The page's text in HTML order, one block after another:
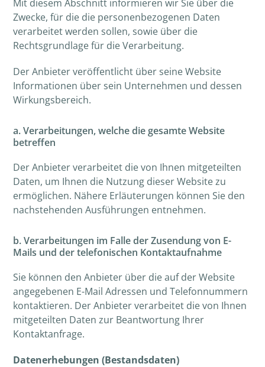
Mit diesem Abschnitt informieren wir Sie über die
Zwecke, für die die personenbezogenen Daten
verarbeitet werden sollen, sowie über die
Rechtsgrundlage für die Verarbeitung.
Der Anbieter veröffentlicht über seine Website
Informationen über sein Unternehmen und dessen
Wirkungsbereich.
a. Verarbeitungen, welche die gesamte Website
betreffen
Der Anbieter verarbeitet die von Ihnen mitgeteilten
Daten, um Ihnen die Nutzung dieser Website zu
ermöglichen. Nähere Erläuterungen können Sie den
nachstehenden Ausführungen entnehmen.
b. Verarbeitungen im Falle der Zusendung von E-
Mails und der telefonischen Kontaktaufnahme
Sie können den Anbieter über die auf der Website
angegebenen E-Mail Adressen und Telefonnummern
kontaktieren. Der Anbieter verarbeitet die von Ihnen
mitgeteilten Daten zur Beantwortung Ihrer
Kontaktanfrage.
Datenerhebungen (Bestandsdaten)